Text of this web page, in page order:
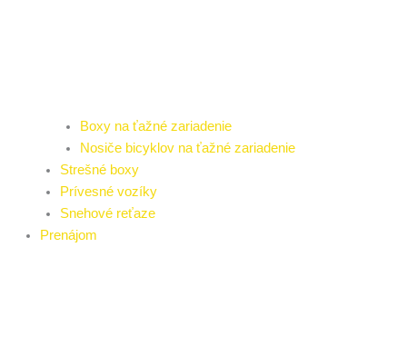
Boxy na ťažné zariadenie
Nosiče bicyklov na ťažné zariadenie
Strešné boxy
Prívesné vozíky
Snehové reťaze
Prenájom